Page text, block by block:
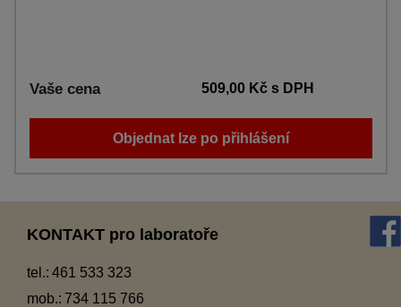
Vaše cena 509,00 Kčs DPH
Objednat lze po přihlášení
KONTAKT pro laboratoře
tel.: 461 533 323
mob.: 734 115 766